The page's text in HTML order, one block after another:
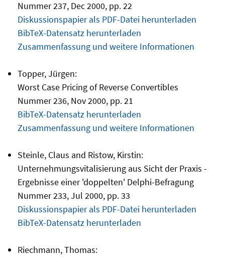
Nummer 237, Dec 2000, pp. 22
Diskussionspapier als PDF-Datei herunterladen
BibTeX-Datensatz herunterladen
Zusammenfassung und weitere Informationen
Topper, Jürgen:
Worst Case Pricing of Reverse Convertibles
Nummer 236, Nov 2000, pp. 21
BibTeX-Datensatz herunterladen
Zusammenfassung und weitere Informationen
Steinle, Claus and Ristow, Kirstin:
Unternehmungsvitalisierung aus Sicht der Praxis -
Ergebnisse einer 'doppelten' Delphi-Befragung
Nummer 233, Jul 2000, pp. 33
Diskussionspapier als PDF-Datei herunterladen
BibTeX-Datensatz herunterladen
Riechmann, Thomas: